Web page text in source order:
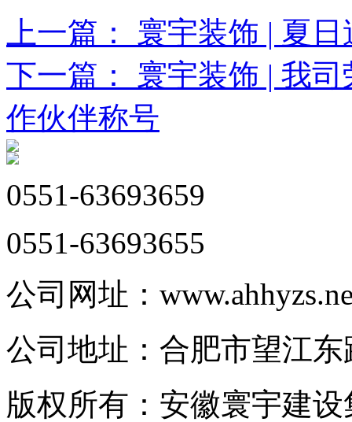
上一篇： 寰宇装饰 | 夏
下一篇： 寰宇装饰 | 我
作伙伴称号
0551-63693659
0551-63693655
公司网址：
公司地址：合肥市望江
版权所有：安徽寰宇建